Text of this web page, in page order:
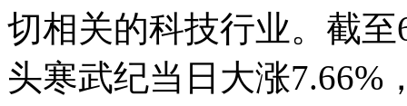
切相关的科技行业。截
头寒武纪当日大涨7.66%